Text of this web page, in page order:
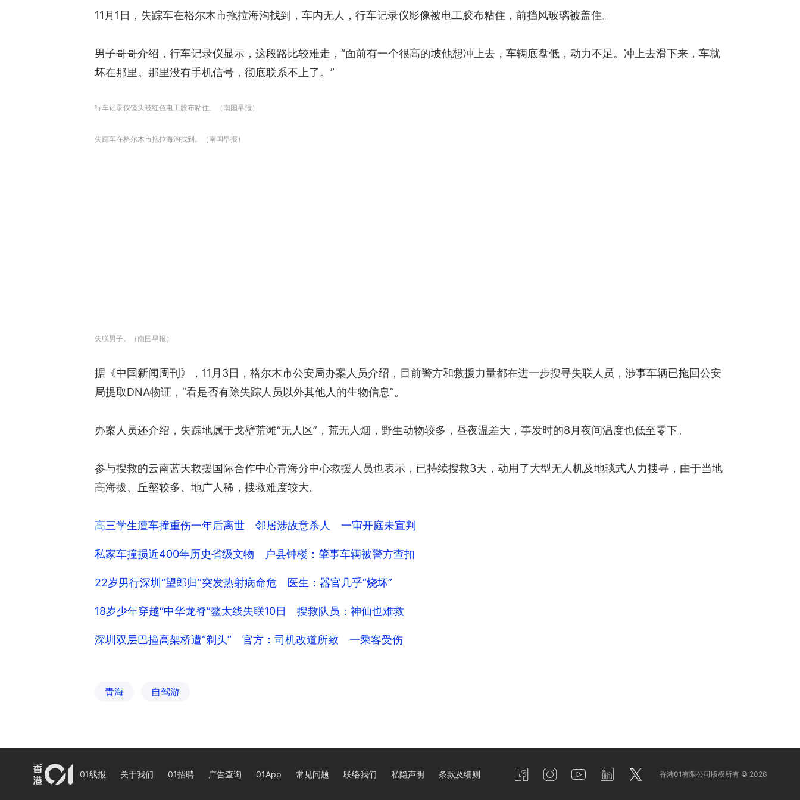
11月1日，失踪车在格尔木市拖拉海沟找到，车内无人，行车记录仪影像被电工胶布粘住，前挡风玻璃被盖住。
男子哥哥介绍，行车记录仪显示，这段路比较难走，“面前有一个很高的坡他想冲上去，车辆底盘低，动力不足。冲上去滑下来，车就
坏在那里。那里没有手机信号，彻底联系不上了。”
行车记录仪镜头被红色电工胶布粘住。（南国早报）
失踪车在格尔木市拖拉海沟找到。（南国早报）
失联男子。（南国早报）
据《中国新闻周刊》，11月3日，格尔木市公安局办案人员介绍，目前警方和救援力量都在进一步搜寻失联人员，涉事车辆已拖回公安
局提取DNA物证，“看是否有除失踪人员以外其他人的生物信息”。
办案人员还介绍，失踪地属于戈壁荒滩“无人区”，荒无人烟，野生动物较多，昼夜温差大，事发时的8月夜间温度也低至零下。
参与搜救的云南蓝天救援国际合作中心青海分中心救援人员也表示，已持续搜救3天，动用了大型无人机及地毯式人力搜寻，由于当地
高海拔、丘壑较多、地广人稀，搜救难度较大。
高三学生遭车撞重伤一年后离世 邻居涉故意杀人 一审开庭未宣判
私家车撞损近400年历史省级文物 户县钟楼：肇事车辆被警方查扣
22岁男行深圳“望郎归”突发热射病命危 医生：器官几乎“烧坏”
18岁少年穿越“中华龙脊”鳌太线失联10日 搜救队员：神仙也难救
深圳双层巴撞高架桥遭“剃头” 官方：司机改道所致 一乘客受伤
青海 自驾游
01线报 关于我们 01招聘 广告查询 01App 常见问题 联络我们 私隐声明 条款及细则 香港01有限公司版权所有 © 2026